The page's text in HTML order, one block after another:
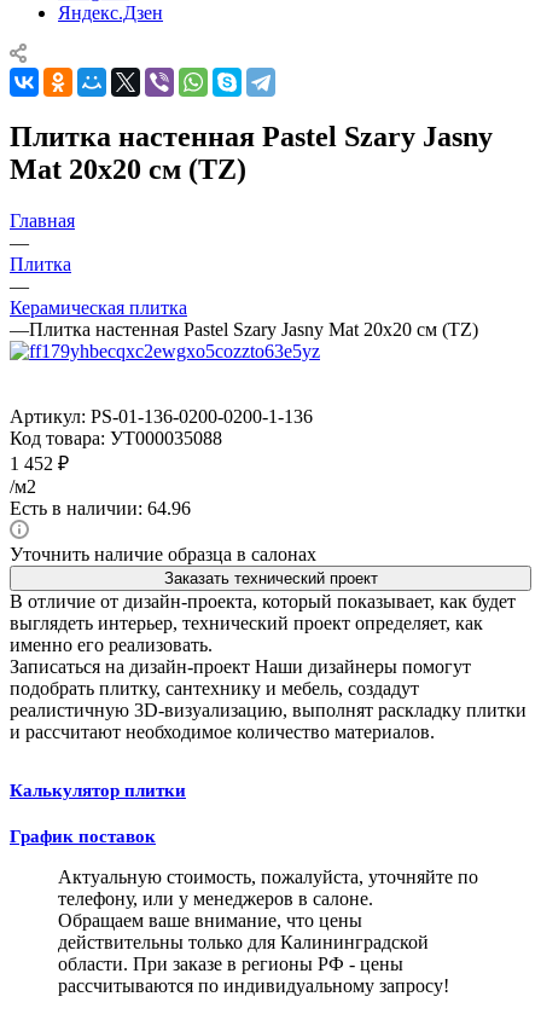
Яндекс.Дзен
Плитка настенная Pastel Szary Jasny
Mat 20x20 см (TZ)
Главная
—
Плитка
—
Керамическая плитка
—Плитка настенная Pastel Szary Jasny Mat 20x20 см (TZ)
Артикул: PS-01-136-0200-0200-1-136
Код товара: УТ000035088
1 452 ₽
/м2
Есть в наличии: 64.96
Уточнить наличие образца в салонах
Заказать технический проект
В отличие от дизайн-проекта, который показывает, как будет
выглядеть интерьер, технический проект определяет, как
именно его реализовать.
Записаться на дизайн-проект Наши дизайнеры помогут
подобрать плитку, сантехнику и мебель, создадут
реалистичную 3D-визуализацию, выполнят раскладку плитки
и рассчитают необходимое количество материалов.
Калькулятор плитки
График поставок
Актуальную стоимость, пожалуйста, уточняйте по
телефону, или у менеджеров в салоне.
Обращаем ваше внимание, что цены
действительны только для Калининградской
области. При заказе в регионы РФ - цены
рассчитываются по индивидуальному запросу!